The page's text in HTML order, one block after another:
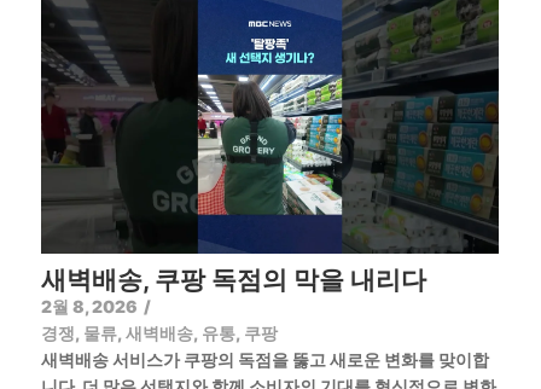
새벽배송, 쿠팡 독점의 막을 내리다
2월 8, 2026 /
경쟁, 물류, 새벽배송, 유통, 쿠팡
새벽배송 서비스가 쿠팡의 독점을 뚫고 새로운 변화를 맞이합